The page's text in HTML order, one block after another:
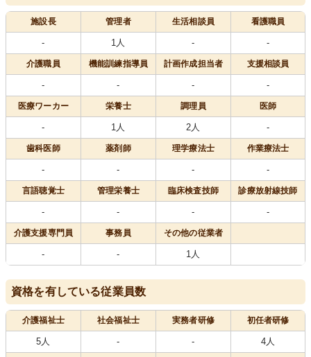
施設長 管理者 生活相談員 看護職員
- 1人 - -
介護職員 機能訓練指導員 計画作成担当者 支援相談員
- - - -
医療ワーカー 栄養士 調理員 医師
- 1人 2人 -
歯科医師 薬剤師 理学療法士 作業療法士
- - - -
言語聴覚士 管理栄養士 臨床検査技師 診療放射線技師
- - - -
介護支援専門員 事務員 その他の従業者
- - 1人
資格を有している従業員数
介護福祉士 社会福祉士 実務者研修 初任者研修
5人 - - 4人